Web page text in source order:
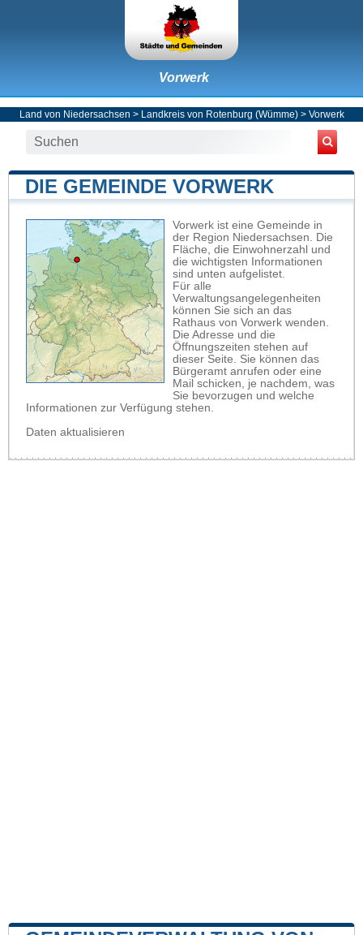
Vorwerk
Land von Niedersachsen > Landkreis von Rotenburg (Wümme)> Vorwerk
DIE GEMEINDE VORWERK
Vorwerk ist eine Gemeinde in
der Region Niedersachsen. Die
Fläche, die Einwohnerzahl und
die wichtigsten Informationen
sind unten aufgelistet.
Für alle
Verwaltungsangelegenheiten
können Sie sich an das
Rathaus von Vorwerk wenden.
Die Adresse und die
Öffnungszeiten stehen auf
dieser Seite. Sie können das
Bürgeramt anrufen oder eine
Mail schicken, je nachdem, was
Sie bevorzugen und welche
Informationen zur Verfügung stehen.
Daten aktualisieren